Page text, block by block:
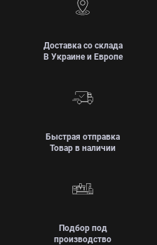
Доставка со склада
В Украине и Европе
Быстрая отправка
Товар в наличии
Подбор под
производство